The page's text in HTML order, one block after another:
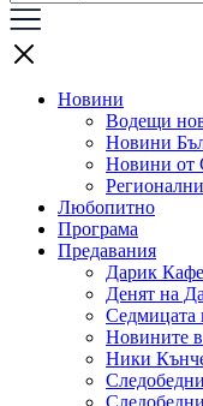
Новини
Водещи
Новини
Новини от
Любопитно
Програма
Предавания
Дарик Кафе
Денят на
Седмицата
Новините
Ники